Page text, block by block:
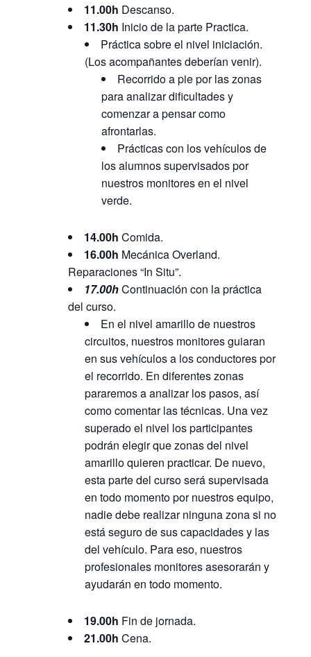
11.00h Descanso.
11.30h Inicio de la parte Practica.
Práctica sobre el nivel iniciación.
(Los acompañantes deberían venir).
Recorrido a pie por las zonas
para analizar dificultades y
comenzar a pensar como
afrontarlas.
Prácticas con los vehículos de
los alumnos supervisados por
nuestros monitores en el nivel
verde.
14.00h Comida.
16.00h Mecánica Overland.
Reparaciones “In Situ”.
17.00hContinuación con la práctica
del curso.
En el nivel amarillo de nuestros
circuitos, nuestros monitores guiaran
en sus vehículos a los conductores por
el recorrido. En diferentes zonas
pararemos a analizar los pasos, así
como comentar las técnicas. Una vez
superado el nivel los participantes
podrán elegir que zonas del nivel
amarillo quieren practicar. De nuevo,
esta parte del curso será supervisada
en todo momento por nuestros equipo,
nadie debe realizar ninguna zona si no
está seguro de sus capacidades y las
del vehículo. Para eso, nuestros
profesionales monitores asesorarán y
ayudarán en todo momento.
19.00h Fin de jornada.
21.00h Cena.